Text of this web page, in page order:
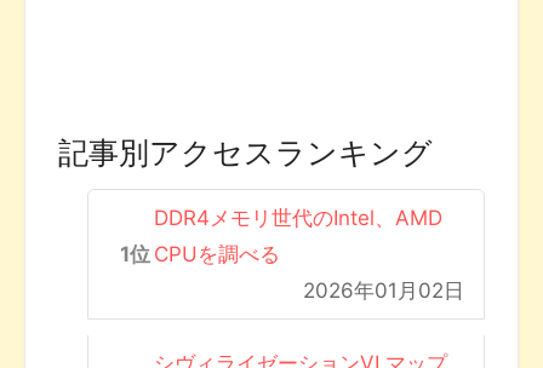
記事別アクセスランキング
DDR4メモリ世代のIntel、AMD
CPUを調べる
2026年01月02日